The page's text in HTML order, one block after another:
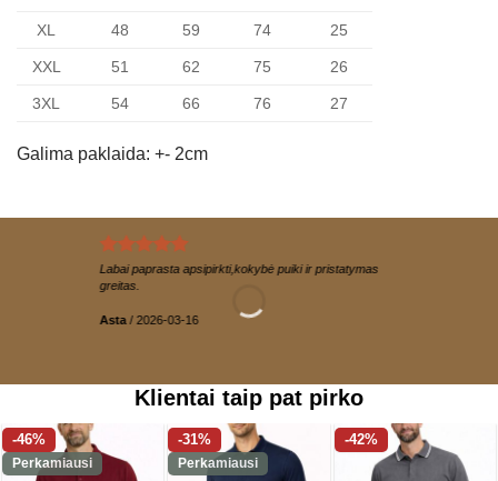
XL 48 59 74 25
XXL 51 62 75 26
3XL 54 66 76 27
Galima paklaida: +- 2cm
Labai paprasta apsipirkti,kokybė puiki ir pristatymas
greitas.
Asta / 2026-03-16
Klientai taip pat pirko
-46%
Perkamiausi
-31%
Perkamiausi
-42%